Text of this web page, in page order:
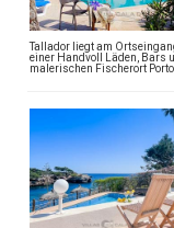
Tallador liegt am
einer Handvoll Läden, Bars
malerischen Fischerort